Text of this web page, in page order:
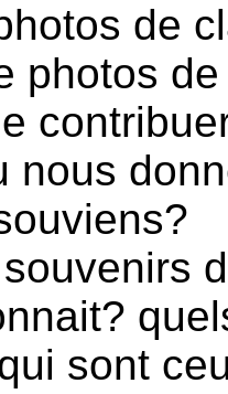
de
photos
nous
sont